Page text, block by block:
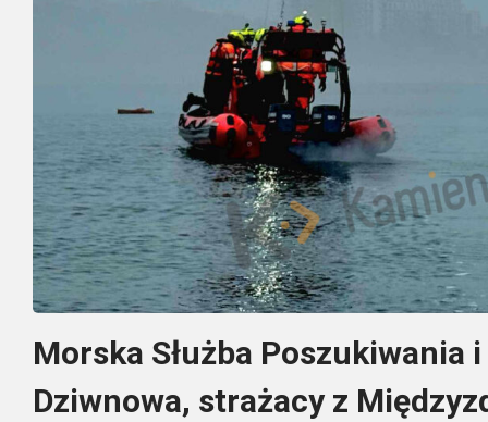
Morska Służba Poszukiwania
Dziwnowa, strażacy z